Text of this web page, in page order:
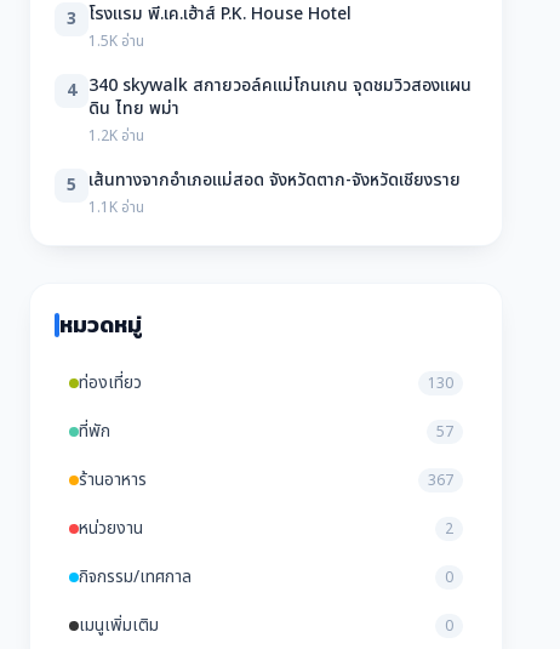
3 โรงแรม พี.เค.เฮ้าส์ P.K. House Hotel
1.5K อ่าน
4 340 skywalk สกายวอล์คแม่โกนเกน จุดชมวิวสองแผน
ดิน ไทย พม่า
1.2K อ่าน
5 เส้นทางจากอำเภอแม่สอด จังหวัดตาก-จังหวัดเชียงราย
1.1K อ่าน
หมวดหมู่
ท่องเที่ยว 130
ที่พัก 57
ร้านอาหาร 367
หน่วยงาน 2
กิจกรรม/เทศกาล 0
เมนูเพิ่มเติม 0